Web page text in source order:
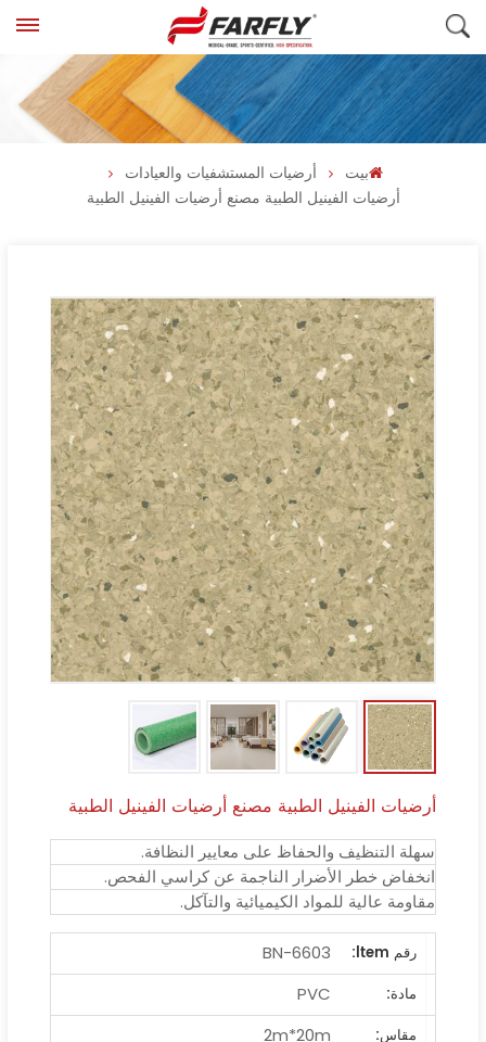
بيت
أرضيات المستشفيات والعيادات
أرضيات الفينيل الطبية مصنع أرضيات الفينيل الطبية
أرضيات الفينيل الطبية مصنع أرضيات الفينيل الطبية
سهلة التنظيف والحفاظ على معايير النظافة.
انخفاض خطر الأضرار الناجمة عن كراسي الفحص.
مقاومة عالية للمواد الكيميائية والتآكل.
رقم ltem:
BN-6603
مادة:
PVC
مقاس:
2m*20m